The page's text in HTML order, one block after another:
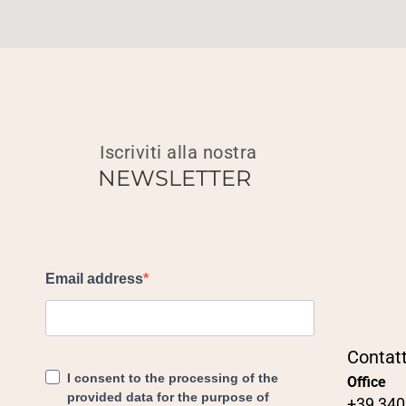
Office
Iscriviti alla nostra
NEWSLETTER